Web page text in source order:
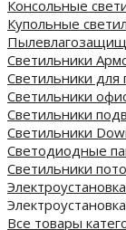
Консольные
Купольные
Светильники
Светильники для
Светильники
Светильники
Светильники
Светодиодные
Cветильники
Электроустановка
Электроустановка
Все товары